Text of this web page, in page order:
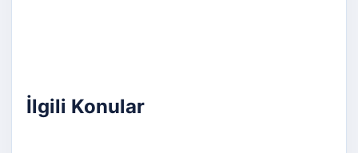
İlgili Konular